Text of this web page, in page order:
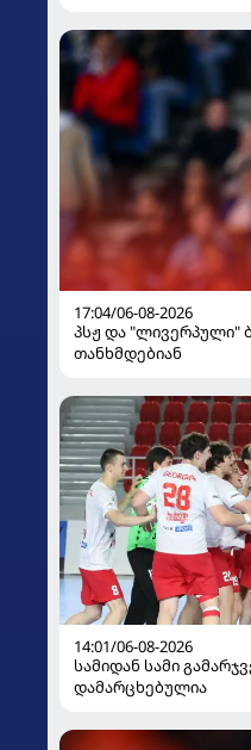
17:04/06-08-2026
პსჟ და "ლივერპული"
თანხმდებიან
14:01/06-08-2026
სამიდან სამი
დამარცხებულია